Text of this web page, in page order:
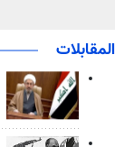
المقابلات